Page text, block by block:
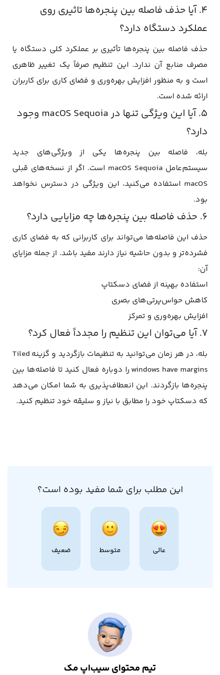
۴. آیا حذف فاصله بین پنجره‌ها تاثیری روی
عملکرد دستگاه دارد؟
حذف فاصله بین پنجره‌ها تأثیری بر عملکرد کلی دستگاه یا
مصرف منابع آن ندارد. این تنظیم صرفاً یک تغییر ظاهری
است و به منظور افزایش بهره‌وری و فضای کاری برای کاربران
ارائه شده است.
۵. آیا این ویژگی تنها در macOS Sequoia وجود
دارد؟
بله، فاصله بین پنجره‌ها یکی از ویژگی‌های جدید
سیستم‌عامل macOS Sequoia است. اگر از نسخه‌های قبلی
macOS استفاده می‌کنید، این ویژگی در دسترس نخواهد
بود.
۶. حذف فاصله بین پنجره‌ها چه مزایایی دارد؟
حذف این فاصله‌ها می‌تواند برای کاربرانی که به فضای کاری
فشرده‌تر و بدون حاشیه نیاز دارند مفید باشد. از جمله مزایای
آن:
استفاده بهینه از فضای دسکتاپ
کاهش حواس‌پرتی‌های بصری
افزایش بهره‌وری و تمرکز
۷. آیا می‌توان این تنظیم را مجدداً فعال کرد؟
بله، در هر زمان می‌توانید به تنظیمات بازگردید و گزینه Tiled
windows have margins را دوباره فعال کنید تا فاصله‌ها بین
پنجره‌ها بازگردند. این انعطاف‌پذیری به شما امکان می‌دهد
که دسکتاپ خود را مطابق با نیاز و سلیقه خود تنظیم کنید.
این مطلب برای شما مفید بوده است؟
عالی متوسط ضعیف
تیم محتوای سیب‌اپ مک